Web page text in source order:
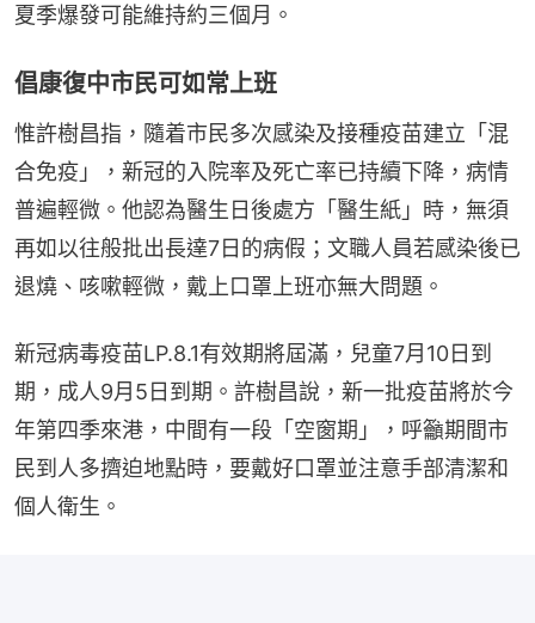
夏季爆發可能維持約三個月。
倡康復中市民可如常上班
惟許樹昌指，隨着市民多次感染及接種疫苗建立「混
合免疫」，新冠的入院率及死亡率已持續下降，病情
普遍輕微。他認為醫生日後處方「醫生紙」時，無須
再如以往般批出長達7日的病假；文職人員若感染後已
退燒、咳嗽輕微，戴上口罩上班亦無大問題。
新冠病毒疫苗LP.8.1有效期將屆滿，兒童7月10日到
期，成人9月5日到期。許樹昌說，新一批疫苗將於今
年第四季來港，中間有一段「空窗期」，呼籲期間市
民到人多擠迫地點時，要戴好口罩並注意手部清潔和
個人衛生。